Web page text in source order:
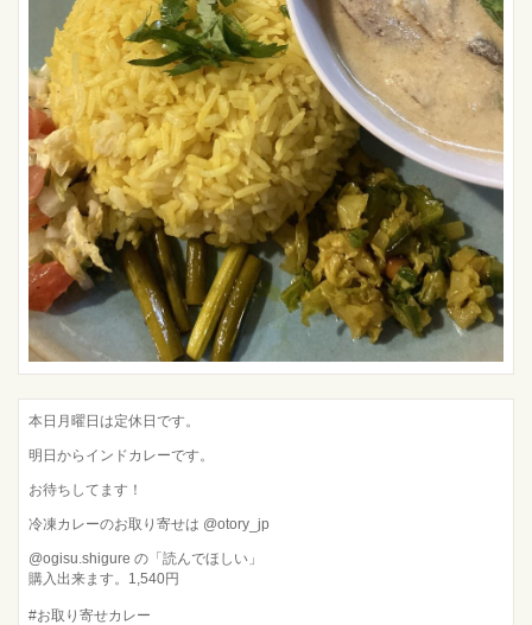
本日月曜日は定休日です。
明日からインドカレーです。
お待ちしてます！
冷凍カレーのお取り寄せは @otory_jp
@ogisu.shigure の「読んでほしい」
購入出来ます。1,540円
#お取り寄せカレー